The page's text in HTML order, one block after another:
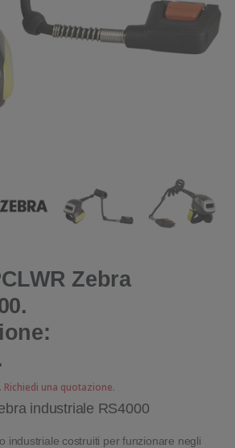
Zebra
una quotazione.
industriale RS4000
industriale costruiti per funzionare negli